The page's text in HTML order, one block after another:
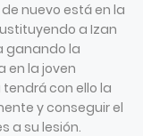
nuevo está en la
a Izan
ganando la
en la joven
con ello la
y conseguir el
a su lesión.